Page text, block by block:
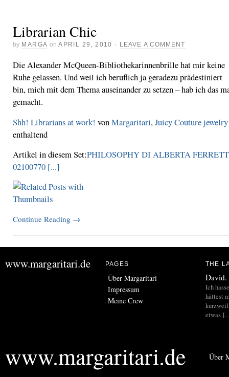
Librarian Chic
by MARGA on APRIL 29, 2010 · LEAVE A COMMENT
Die Alexander McQueen-Bibliothekarinnenbrille hat mir keine
Ruhe gelassen. Und weil ich beruflich ja geradezu prädestiniert
bin, mich mit dem Thema auseinander zu setzen – hab ich das
gemacht.
Shh! Librarians at work! vonMargaritari,Juicy Couture jewelry
enthaltend
Artikel in diesem Set:PHILOSOPHY DI ALBERTA
02100770 [...]
Continue Reading →
www.margaritari.de PAGES
Über Margaritari
Impressum
Meine Crew
THE
David.
Ich
hättest
etwas
www.margaritari.de Über